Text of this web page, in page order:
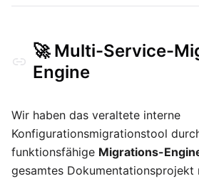
🚀 Multi-Service-
Engine
Wir haben das veraltete interne
Konfigurationsmigrationstool
funktionsfähige Migrations-
gesamtes Dokumentationsprojekt